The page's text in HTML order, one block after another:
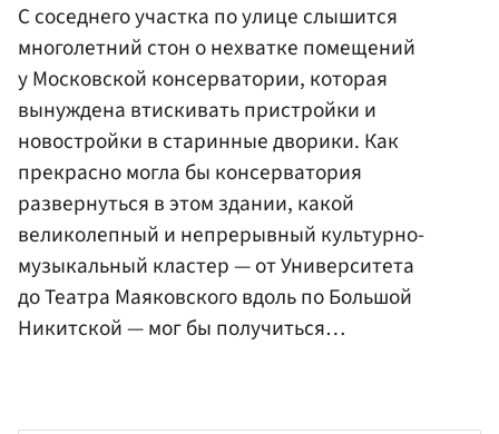
С соседнего участка по улице слышится
многолетний стон о нехватке помещений
у Московской консерватории, которая
вынуждена втискивать пристройки и
новостройки в старинные дворики. Как
прекрасно могла бы консерватория
развернуться в этом здании, какой
великолепный и непрерывный культурно-
музыкальный кластер — от Университета
до Театра Маяковского вдоль по Большой
Никитской — мог бы получиться…